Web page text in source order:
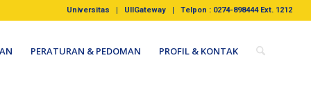
Universitas UIIGateway Telpon : 0274-898444 Ext. 1212
PERATURAN & PEDOMAN PROFIL & KONTAK